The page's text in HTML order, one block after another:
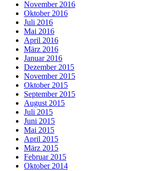
November 2016
Oktober 2016
Juli 2016
Mai 2016
April 2016
März 2016
Januar 2016
Dezember 2015
November 2015
Oktober 2015
September 2015
August 2015
Juli 2015
Juni 2015
Mai 2015
April 2015
März 2015
Februar 2015
Oktober 2014